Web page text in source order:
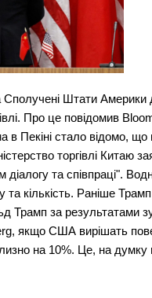
Сполучені Штати
Про це повідомив
в Пекіні стало відомо,
торгівлі Китаю
та співпраці".
та кількість. Раніше
Трамп за результатами
якщо США вирішать
на 10%. Це, на думку